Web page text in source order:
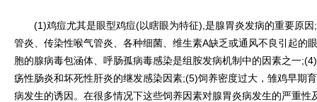
(1)鸡痘尤其是眼型鸡痘(以瞎眼为特征),是腺胃炎发病的重要原因
管炎、传染性喉气管炎、各种细菌、维生素A缺乏或通风不良引起的
胞的腺病毒包涵体、呼肠孤病毒感染是组胺发病机制中的因素之一
疡性肠炎和坏死性肝炎的继发感染因素;(5)饲养密度过大，雏鸡早期
病发生的诱因。在很多情况下这些饲养因素对腺胃炎病发生的严重